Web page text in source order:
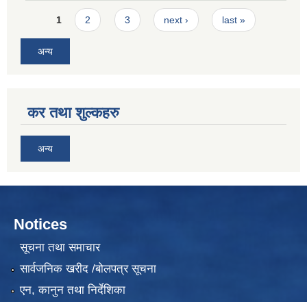
Pages
1 2 3 next › last »
अन्य
कर तथा शुल्कहरु
अन्य
Notices
सूचना तथा समाचार
सार्वजनिक खरीद /बोलपत्र सूचना
एन, कानुन तथा निर्देशिका